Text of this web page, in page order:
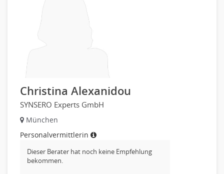
Firmenkundengeschäft
Investment-Banking
Banken, Finanzdienstleister und Versicherungen Leitung,
Teamleitung
Mergers & Acquisitions
Privatkundengeschäft
Mathematik, Produkt, Statistik
Versicherung: Sachbearbeitung
Ausbilder
Erwachsenenbildung
Christina Alexanidou
SYNSERO Experts GmbH
München
Personalvermittlerin
Dieser Berater hat noch keine Empfehlung
bekommen.